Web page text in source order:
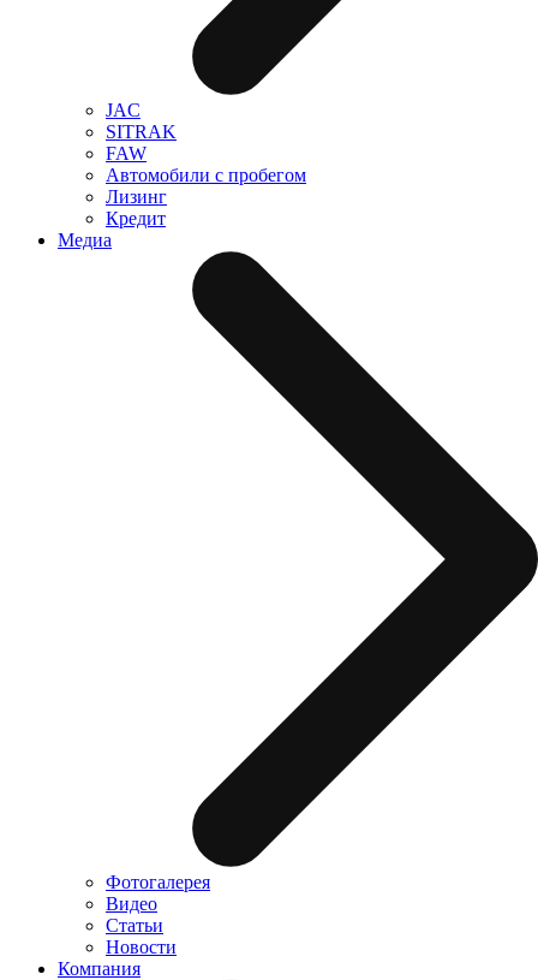
JAC
SITRAK
FAW
Автомобили с пробегом
Лизинг
Кредит
Медиа
Фотогалерея
Видео
Статьи
Новости
Компания